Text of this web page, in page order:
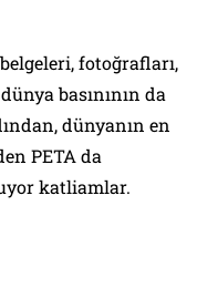
fotoğrafları,
basınının da
dünyanın en
PETA da
katliamlar.